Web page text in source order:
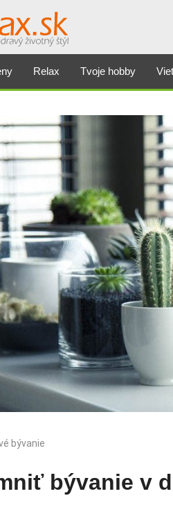
Relax Tvoje hobby
bývanie
bývanie v